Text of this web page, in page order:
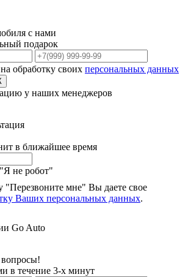
с нами
подарок
обработку своих персональных данных
у наших менеджеров
в ближайшее время
не робот"
мне" Вы даете свое
Ваших персональных данных.
в течение 3-х минут